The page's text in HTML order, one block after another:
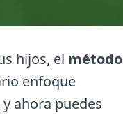
hijos, el método
enfoque
ahora puedes